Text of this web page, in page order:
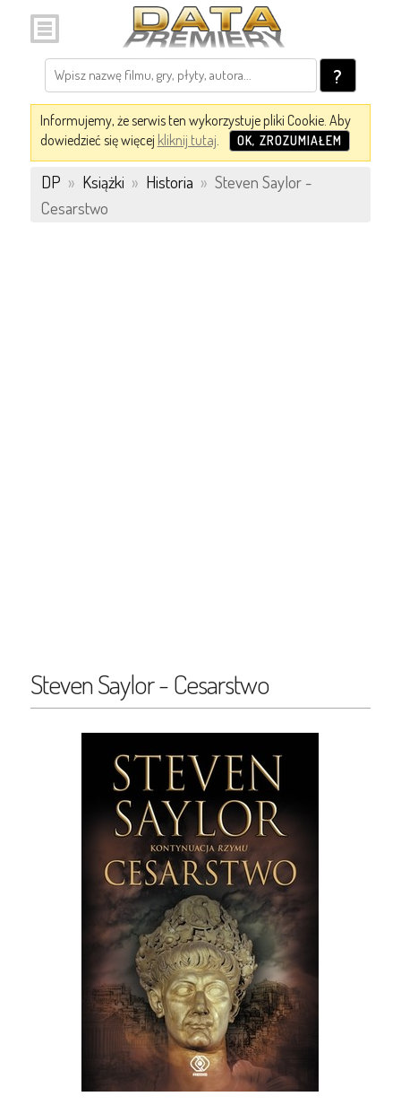
?
Informujemy, że serwis ten wykorzystuje pliki Cookie. Aby
dowiedzieć się więcej kliknij tutaj. OK, ZROZUMIAŁEM
DP » Książki » Historia » Steven Saylor -
Cesarstwo
Steven Saylor - Cesarstwo